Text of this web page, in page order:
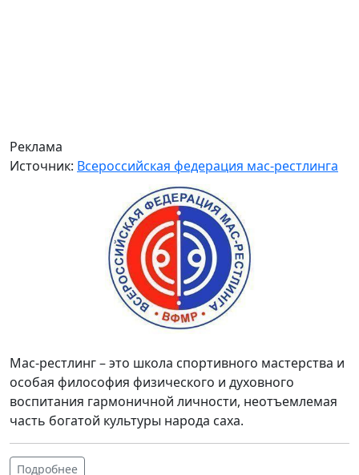
Реклама
Источник: Всероссийская федерация мас-рестлинга
Мас-рестлинг – это школа спортивного мастерства и
особая философия физического и духовного
воспитания гармоничной личности, неотъемлемая
часть богатой культуры народа саха.
Подробнее